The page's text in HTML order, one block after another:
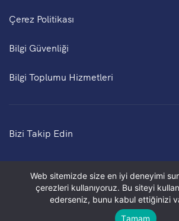
Çerez Politikası
Bilgi Güvenliği
Bilgi Toplumu Hizmetleri
Bizi Takip Edin
Copyright © 2025 Prometeon Tyre Group S.r.l. -
“PIRELLI” logo trademark is owned by Pirelli &
Web sitemizde size en iyi deneyimi
çerezleri kullanıyoruz. Bu siteyi
ederseniz, bunu kabul ettiğinizi
Tamam